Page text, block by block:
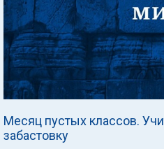
Месяц пустых классов.
забастовку